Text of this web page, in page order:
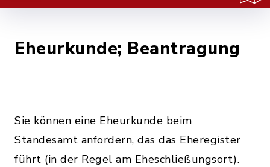
Eheurkunde; Beantragung
Sie können eine Eheurkunde beim
Standesamt anfordern, das das Eheregister
führt (in der Regel am Eheschließungsort).